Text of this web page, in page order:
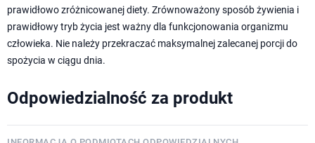
prawidłowo zróżnicowanej diety. Zrównoważony sposób żywienia i
prawidłowy tryb życia jest ważny dla funkcjonowania organizmu
człowieka. Nie należy przekraczać maksymalnej zalecanej porcji do
spożycia w ciągu dnia.
Odpowiedzialność za produkt